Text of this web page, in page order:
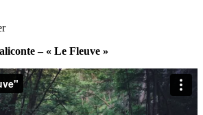
– « Le Fleuve »